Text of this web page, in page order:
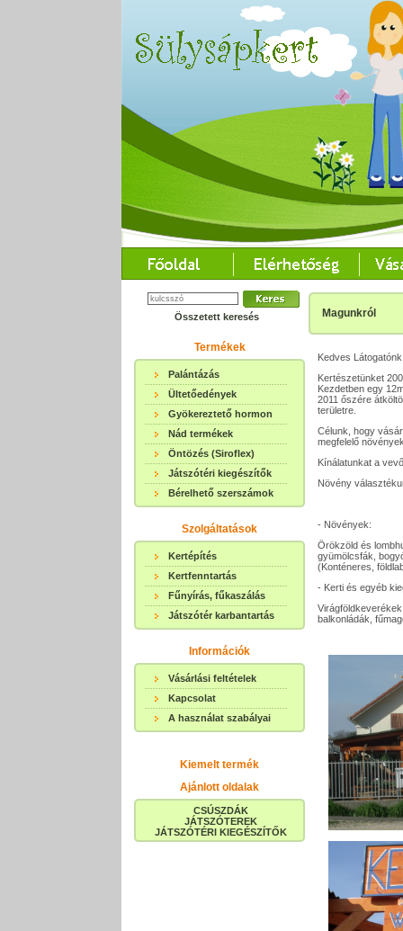
Összetett keresés
Termékek
Palántázás
Ültetőedények
Gyökereztető hormon
Nád termékek
Öntözés (Siroflex)
Játszótéri kiegészítők
Bérelhető szerszámok
Szolgáltatások
Kertépítés
Kertfenntartás
Fűnyírás, fűkaszálás
Játszótér karbantartás
Információk
Vásárlási feltételek
Kapcsolat
A használat szabályai
Kiemelt termék
Ajánlott oldalak
CSÚSZDÁK
JÁTSZÓTEREK
JÁTSZÓTÉRI KIEGÉSZÍTŐK
Magunkról
Kedves
Kertészetünket
Kezdetben egy
2011 őszére
területre.
Célunk, hogy
megfelelő
Kínálatunkat a
Növény
- Növények:
Örökzöld és
gyümölcsfák,
(Konténeres,
- Kerti és egyéb
balkonládák,